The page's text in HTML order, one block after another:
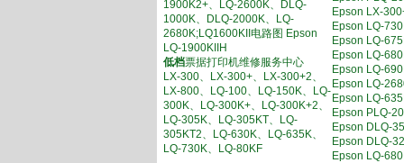
1900K2+、LQ-2600K、DLQ-
1000K、DLQ-2000K、LQ-
2680K;LQ1600KII电路图 Epson
LQ-1900KIIH
低档票据打印机维修服务中心
LX-300、LX-300+、LX-300+2、
LX-800、LQ-100、LQ-150K、LQ-
300K、LQ-300K+、LQ-300K+2、
LQ-305K、LQ-305KT、LQ-
305KT2、LQ-630K、LQ-635K、
LQ-730K、LQ-80KF
Epson LX-
Epson LQ-
Epson LQ-
Epson LQ-
Epson LQ-
Epson LQ-
Epson LQ-
Epson PLQ-
Epson DLQ-
Epson DLQ-
Epson LQ-